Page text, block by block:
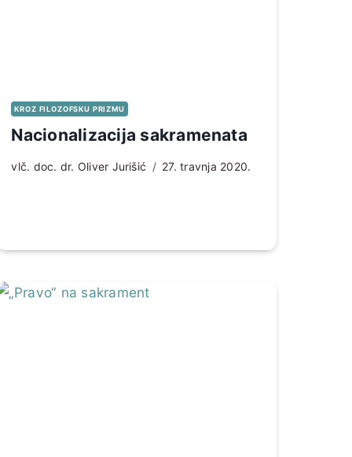
KROZ FILOZOFSKU PRIZMU
Nacionalizacija sakramenata
vlč. doc. dr. Oliver Jurišić 27. travnja 2020.